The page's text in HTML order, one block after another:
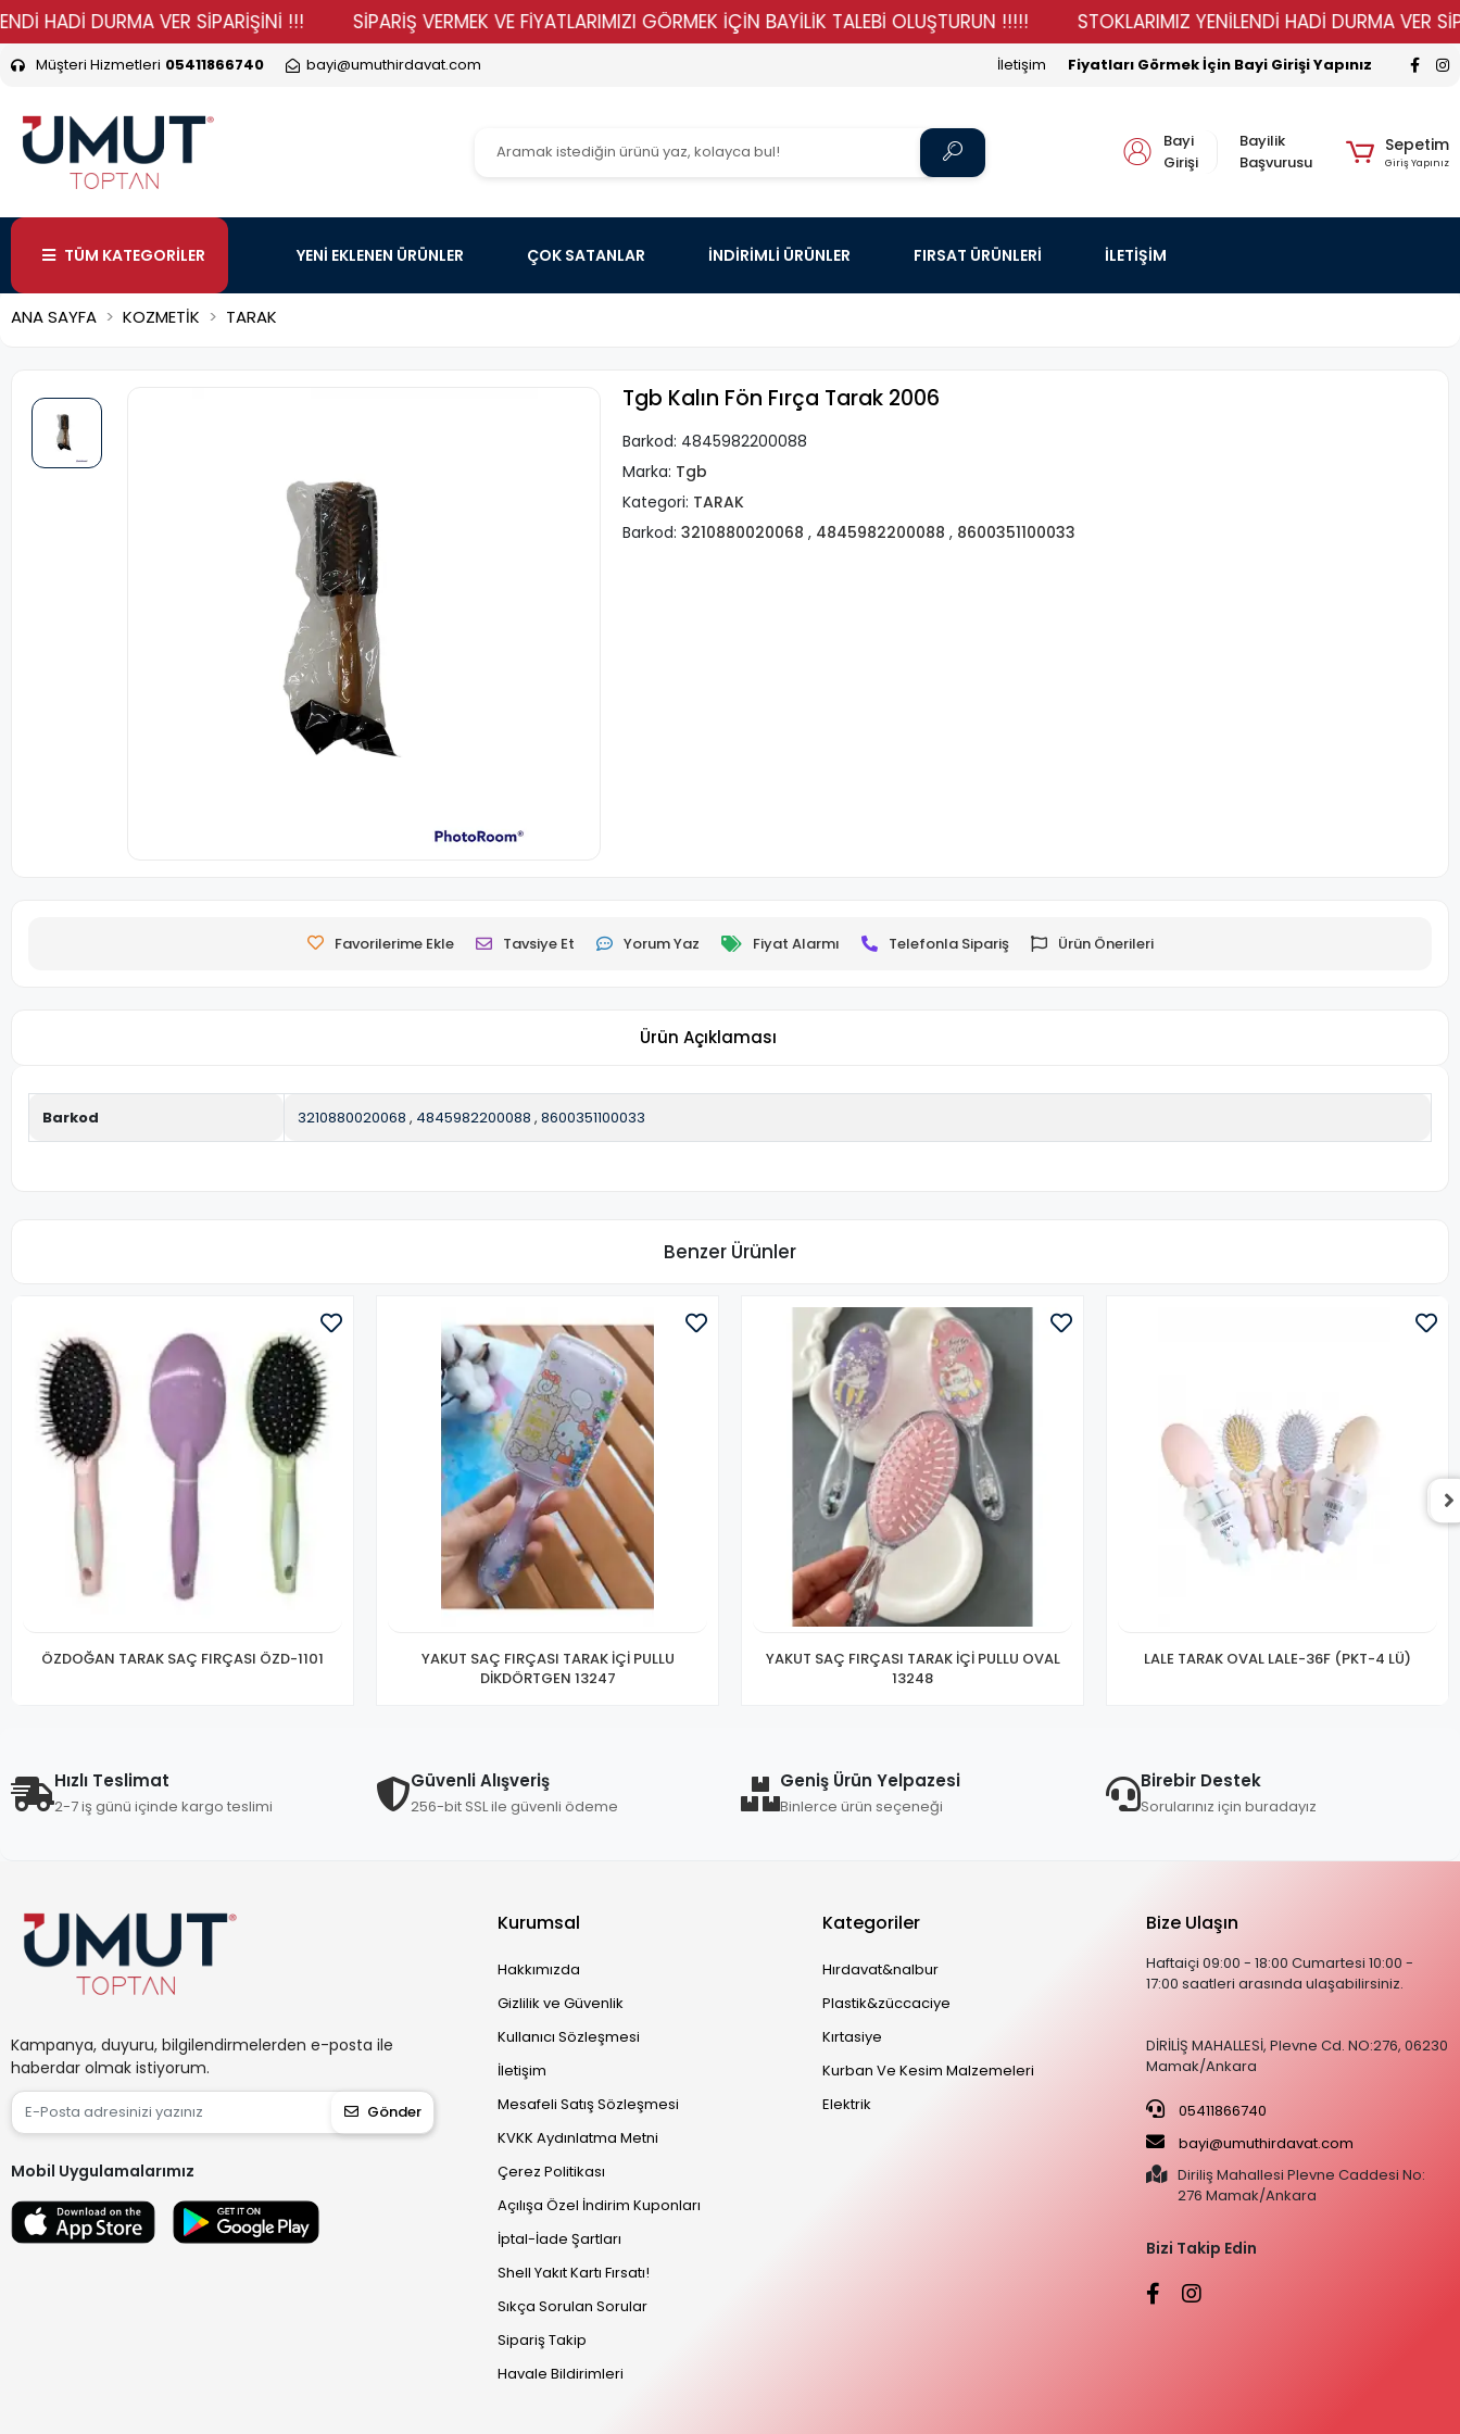
DURMA VER SİPARİŞİNİ !!! SİPARİŞ VERMEK VE FİYATLARIMIZI GÖRMEK İÇİN BAYİLİK TALEBİ OLUŞTURUN !!!!! STOKLARIMIZ YENİLENDİ HADİ DURMA VER
Müşteri Hizmetleri 05411866740 bayi@umuthirdavat.com Fiyatları Görmek İçin Bayi Girişi Yapınız
İletişim
Bayi
Girişi
Bayilik
Başvurusu
Sepetim
Giriş Yapınız
TÜM KATEGORİLER YENİ EKLENEN ÜRÜNLER ÇOK SATANLAR İNDİRİMLİ ÜRÜNLER FIRSAT ÜRÜNLERİ İLETİŞİM
ANA SAYFA KOZMETİK TARAK
Tgb Kalın Fön Fırça Tarak 2006
Barkod: 4845982200088
Marka: Tgb
Kategori: TARAK
Barkod: 3210880020068 , 4845982200088 , 8600351100033
Favorilerime Ekle Tavsiye Et Yorum Yaz Fiyat Alarmı Telefonla Sipariş Ürün Önerileri
Ürün Açıklaması
Barkod 3210880020068 , 4845982200088 , 8600351100033
Benzer Ürünler
ÖZDOĞAN TARAK SAÇ FIRÇASI ÖZD-1101
YAKUT SAÇ FIRÇASI TARAK İÇİ PULLU
DİKDÖRTGEN 13247
YAKUT SAÇ FIRÇASI TARAK İÇİ PULLU OVAL
13248
LALE TARAK OVAL LALE-36F (PKT-4 LÜ)
Hızlı Teslimat
2-7 iş günü içinde kargo teslimi
Güvenli Alışveriş
256-bit SSL ile güvenli ödeme
Geniş Ürün Yelpazesi
Binlerce ürün seçeneği
Birebir Destek
Sorularınız için buradayız
Kampanya, duyuru, bilgilendirmelerden e-posta ile
haberdar olmak istiyorum.
Gönder
Mobil Uygulamalarımız
Kurumsal
Hakkımızda
Gizlilik ve Güvenlik
Kullanıcı Sözleşmesi
İletişim
Mesafeli Satış Sözleşmesi
KVKK Aydınlatma Metni
Çerez Politikası
Açılışa Özel İndirim Kuponları
İptal-İade Şartları
Shell Yakıt Kartı Fırsatı!
Sıkça Sorulan Sorular
Sipariş Takip
Havale Bildirimleri
Kategoriler
Hırdavat&nalbur
Plastik&züccaciye
Kırtasiye
Kurban Ve Kesim Malzemeleri
Elektrik
Bize Ulaşın
Haftaiçi 09:00 - 18:00 Cumartesi 10:00 -
17:00 saatleri arasında ulaşabilirsiniz.
DİRİLİŞ MAHALLESİ, Plevne Cd. NO:276, 06230
Mamak/Ankara
05411866740
bayi@umuthirdavat.com
Diriliş Mahallesi Plevne Caddesi No:
276 Mamak/Ankara
Bizi Takip Edin